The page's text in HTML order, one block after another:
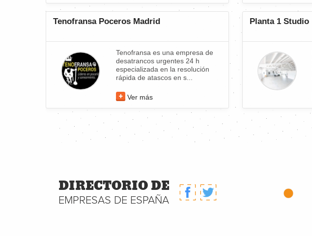
Tenofransa Poceros Madrid
Tenofransa es una empresa de
desatrancos urgentes 24 h
especializada en la resolución
rápida de atascos en s...
Ver más
Planta 1 Studio
DIRECTORIO DE
EMPRESAS DE ESPAÑA